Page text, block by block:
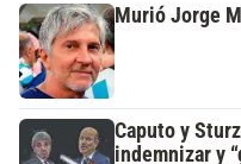
Murió Jorge
Caputo y
indemnizar y